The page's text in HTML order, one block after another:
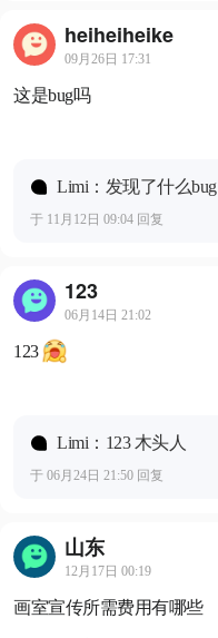
heiheiheike
09月26日 17:31
这是bug吗
Limi：发现了什么bug
于 11月12日 09:04 回复
123
06月14日 21:02
123
Limi：123 木头人
于 06月24日 21:50 回复
山东
12月17日 00:19
画室宣传所需费用有哪些